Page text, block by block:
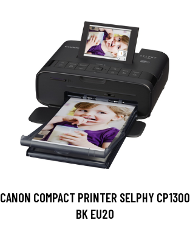
CANON COMPACT PRINTER SELPHY CP1300
BK EU20